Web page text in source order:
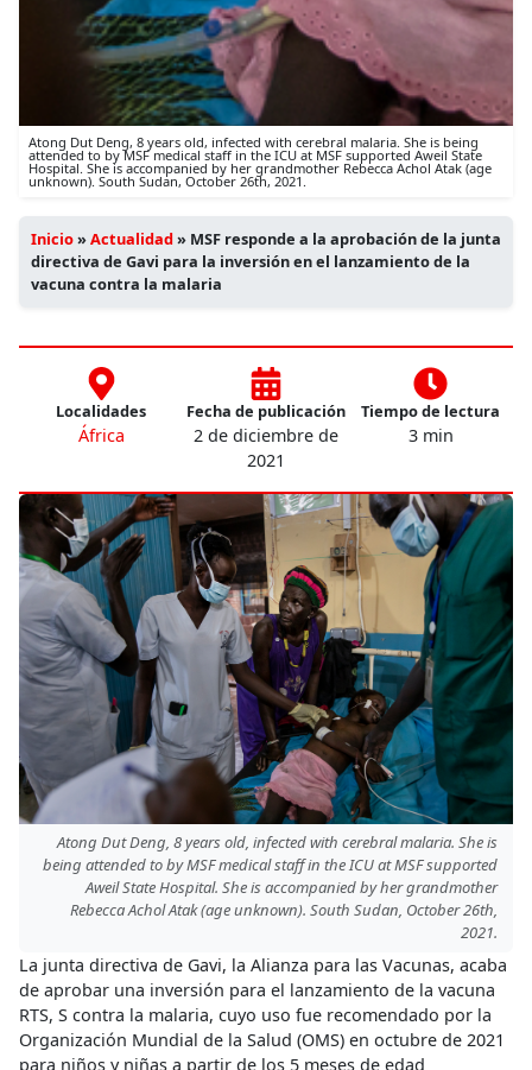
Atong Dut Deng, 8 years old, infected with cerebral malaria. She is being
attended to by MSF medical staff in the ICU at MSF supported Aweil State
Hospital. She is accompanied by her grandmother Rebecca Achol Atak (age
unknown). South Sudan, October 26th, 2021.
Inicio»Actualidad» MSF responde a la aprobación de la junta
directiva de Gavi para la inversión en el lanzamiento de la
vacuna contra la malaria
Localidades
África
Fecha de publicación
2 de diciembre de
2021
Tiempo de lectura
3 min
Atong Dut Deng, 8 years old, infected with cerebral malaria. She is
being attended to by MSF medical staff in the ICU at MSF supported
Aweil State Hospital. She is accompanied by her grandmother
Rebecca Achol Atak (age unknown). South Sudan, October 26th,
2021.
La junta directiva de Gavi, la Alianza para las Vacunas, acaba
de aprobar una inversión para el lanzamiento de la vacuna
RTS, S contra la malaria, cuyo uso fue recomendado por la
Organización Mundial de la Salud (OMS) en octubre de 2021
para niños y niñas a partir de los 5 meses de edad